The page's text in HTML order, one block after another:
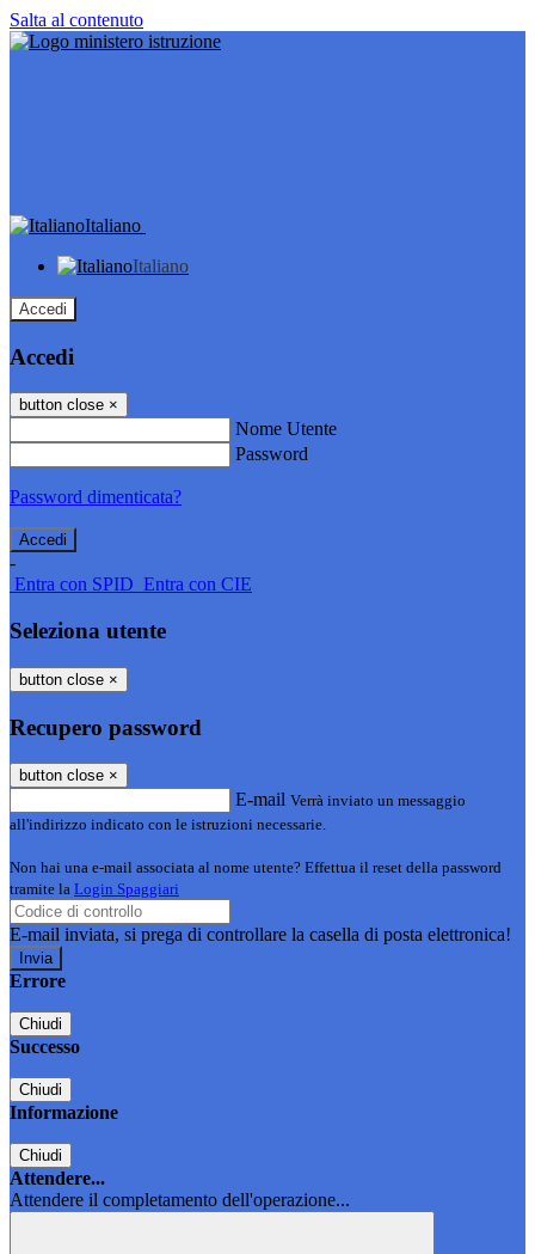
Salta al contenuto
Italiano
Italiano
Accedi
Accedi
button close ×
Nome Utente
Password
Password dimenticata?
-
Entra con SPID Entra con CIE
Seleziona utente
button close ×
Recupero password
button close ×
E-mail Verrà inviato un messaggio
all'indirizzo indicato con le istruzioni necessarie.
Non hai una e-mail associata al nome utente? Effettua il reset della password
tramite la Login Spaggiari
E-mail inviata, si prega di controllare la casella di posta elettronica!
Errore
Chiudi
Successo
Chiudi
Informazione
Chiudi
Attendere...
Attendere il completamento dell'operazione...